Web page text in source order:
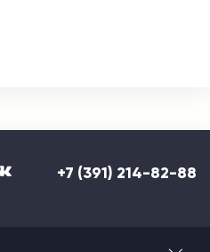
+7 (391) 214-82-88